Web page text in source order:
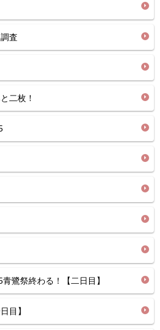
査
二枚！
鷺祭終わる！【二日目】
目】